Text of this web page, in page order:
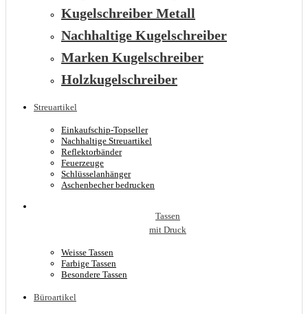
Kugelschreiber Metall
Nachhaltige Kugelschreiber
Marken Kugelschreiber
Holzkugelschreiber
Streuartikel
Einkaufschip-Topseller
Nachhaltige Streuartikel
Reflektorbänder
Feuerzeuge
Schlüsselanhänger
Aschenbecher bedrucken
Tassen
mit Druck
Weisse Tassen
Farbige Tassen
Besondere Tassen
Büroartikel